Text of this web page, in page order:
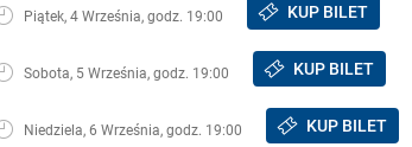
Piątek, 4 Września, godz. 19:00 KUP BILET
Sobota, 5 Września, godz. 19:00 KUP BILET
Niedziela, 6 Września, godz. 19:00 KUP BILET